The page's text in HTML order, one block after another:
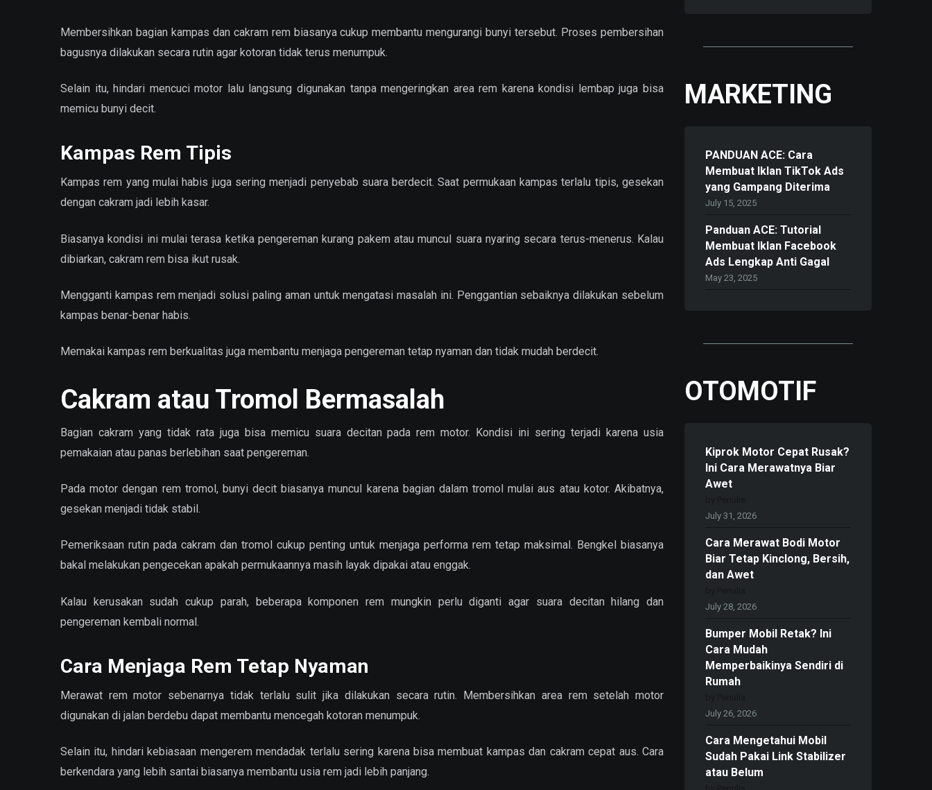
Membersihkan bagian kampas dan cakram rem biasanya cukup membantu mengurangi bunyi tersebut. Proses pembersihan
bagusnya dilakukan secara rutin agar kotoran tidak terus menumpuk.
Selain itu, hindari mencuci motor lalu langsung digunakan tanpa mengeringkan area rem karena kondisi lembap juga bisa
memicu bunyi decit.
Kampas Rem Tipis
Kampas rem yang mulai habis juga sering menjadi penyebab suara berdecit. Saat permukaan kampas terlalu tipis, gesekan
dengan cakram jadi lebih kasar.
Biasanya kondisi ini mulai terasa ketika pengereman kurang pakem atau muncul suara nyaring secara terus-menerus. Kalau
dibiarkan, cakram rem bisa ikut rusak.
Mengganti kampas rem menjadi solusi paling aman untuk mengatasi masalah ini. Penggantian sebaiknya dilakukan sebelum
kampas benar-benar habis.
Memakai kampas rem berkualitas juga membantu menjaga pengereman tetap nyaman dan tidak mudah berdecit.
Cakram atau Tromol Bermasalah
Bagian cakram yang tidak rata juga bisa memicu suara decitan pada rem motor. Kondisi ini sering terjadi karena usia
pemakaian atau panas berlebihan saat pengereman.
Pada motor dengan rem tromol, bunyi decit biasanya muncul karena bagian dalam tromol mulai aus atau kotor. Akibatnya,
gesekan menjadi tidak stabil.
Pemeriksaan rutin pada cakram dan tromol cukup penting untuk menjaga performa rem tetap maksimal. Bengkel biasanya
bakal melakukan pengecekan apakah permukaannya masih layak dipakai atau enggak.
Kalau kerusakan sudah cukup parah, beberapa komponen rem mungkin perlu diganti agar suara decitan hilang dan
pengereman kembali normal.
Cara Menjaga Rem Tetap Nyaman
Merawat rem motor sebenarnya tidak terlalu sulit jika dilakukan secara rutin. Membersihkan area rem setelah motor
digunakan di jalan berdebu dapat membantu mencegah kotoran menumpuk.
Selain itu, hindari kebiasaan mengerem mendadak terlalu sering karena bisa membuat kampas dan cakram cepat aus. Cara
berkendara yang lebih santai biasanya membantu usia rem jadi lebih panjang.
MARKETING
PANDUAN ACE: Cara
Membuat Iklan TikTok Ads
yang Gampang Diterima
July 15, 2025
Panduan ACE: Tutorial
Membuat Iklan Facebook
Ads Lengkap Anti Gagal
May 23, 2025
OTOMOTIF
Kiprok Motor Cepat Rusak?
Ini Cara Merawatnya Biar
Awet
July 31, 2026
Cara Merawat Bodi Motor
Biar Tetap Kinclong, Bersih,
dan Awet
July 28, 2026
Bumper Mobil Retak? Ini
Cara Mudah
Memperbaikinya Sendiri di
Rumah
July 26, 2026
Cara Mengetahui Mobil
Sudah Pakai Link Stabilizer
atau Belum